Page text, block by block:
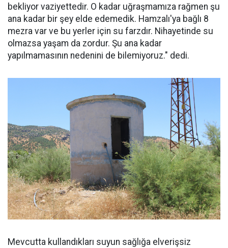
bekliyor vaziyettedir. O kadar uğraşmamıza rağmen şu
ana kadar bir şey elde edemedik. Hamzalı'ya bağlı 8
mezra var ve bu yerler için su farzdır. Nihayetinde su
olmazsa yaşam da zordur. Şu ana kadar
yapılmamasının nedenini de bilemiyoruz." dedi.
Mevcutta kullandıkları suyun sağlığa elverişsiz